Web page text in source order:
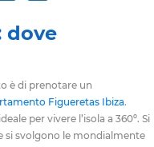
dove
è di prenotare un
Figueretas Ibiza.
per vivere l’isola a 360º. Si
si svolgono le mondialmente